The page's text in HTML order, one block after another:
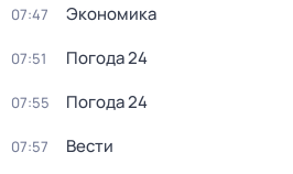
07:47 Экономика
07:51 Погода 24
07:55 Погода 24
07:57 Вести